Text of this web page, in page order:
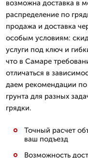
возможна доставка в
распределение по
продажа и доставка
особым условиям:
услуги под ключ и
что в Самаре
отличаться в
даем рекомендации
грунта для разных
грядки.
Точный расчет
ваш подъезд
Возможность